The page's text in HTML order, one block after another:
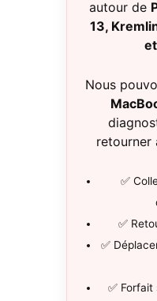
autour de
13,
Nous
retourner
✅
✅
✅
✅